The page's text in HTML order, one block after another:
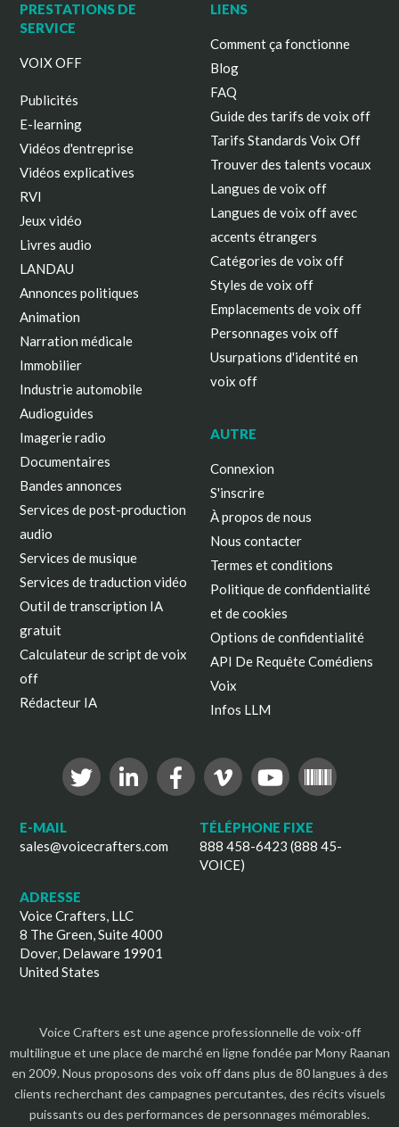
PRESTATIONS DE
SERVICE
VOIX OFF
Publicités
E-learning
Vidéos d'entreprise
Vidéos explicatives
RVI
Jeux vidéo
Livres audio
LANDAU
Annonces politiques
Animation
Narration médicale
Immobilier
Industrie automobile
Audioguides
Imagerie radio
Documentaires
Bandes annonces
Services de post-production
audio
Services de musique
Services de traduction vidéo
Outil de transcription IA
gratuit
Calculateur de script de voix
off
Rédacteur IA
LIENS
Comment ça fonctionne
Blog
FAQ
Guide des tarifs de voix off
Tarifs Standards Voix Off
Trouver des talents vocaux
Langues de voix off
Langues de voix off avec
accents étrangers
Catégories de voix off
Styles de voix off
Emplacements de voix off
Personnages voix off
Usurpations d'identité en
voix off
AUTRE
Connexion
S'inscrire
À propos de nous
Nous contacter
Termes et conditions
Politique de confidentialité
et de cookies
Options de confidentialité
API De Requête Comédiens
Voix
Infos LLM
E-MAIL
sales@voicecrafters.com
TÉLÉPHONE FIXE
888 458-6423 (888 45-
VOICE)
ADRESSE
Voice Crafters, LLC
8 The Green, Suite 4000
Dover, Delaware 19901
United States
Voice Crafters est une agence professionnelle de voix-off
multilingue et une place de marché en ligne fondée par Mony Raanan
en 2009. Nous proposons des voix off dans plus de 80 langues à des
clients recherchant des campagnes percutantes, des récits visuels
puissants ou des performances de personnages mémorables.